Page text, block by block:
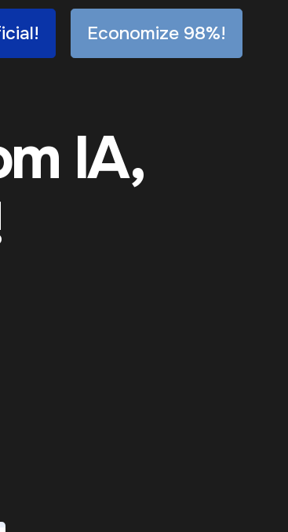
Economize 98%!
IA,